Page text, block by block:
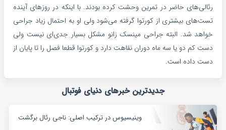
رئالی‌های حاضر در تمرین وحشت ‏کرده بودند. با اینکه در روزهای آینده
تست‌های بیشتری از کورتوا گرفته می‌شود ولی او به ‏احتمال زیاد جراحی
خواهد شد. البته جراحی مینسک زانو مشکل بسیار جدی‌ای نیست ‏ولی
دست کم دو یا سه ماه دوران نقاهت دارد و کورتوا قطعا فصل را تا پایان از
دست ‏داده است. ‏
جدیدترین خبرهای دنیای فوتبال
وینیسیوس در ترکیب اصلی: ناجی رئال برگشت